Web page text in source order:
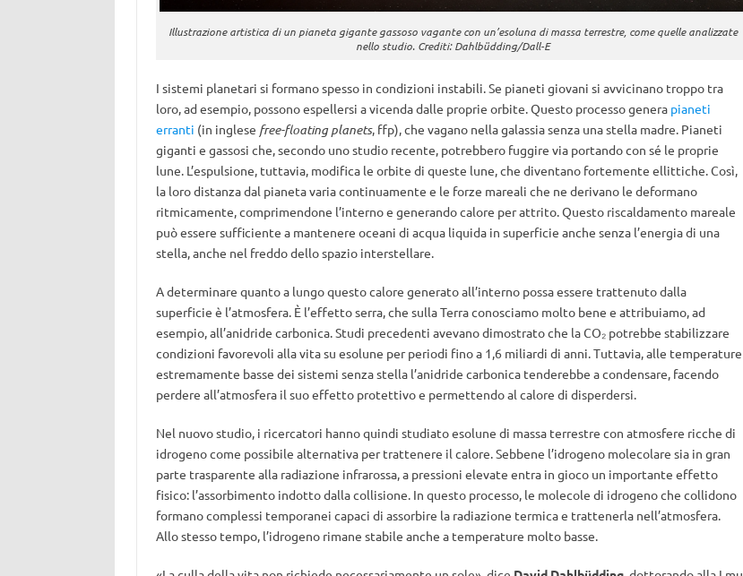
Illustrazione artistica di un pianeta gigante gassoso vagante con un’esoluna di massa terrestre, come quelle analizzate
nello studio. Crediti: Dahlbüdding/Dall-E
I sistemi planetari si formano spesso in condizioni instabili. Se pianeti giovani si avvicinano troppo tra
loro, ad esempio, possono espellersi a vicenda dalle proprie orbite. Questo processo genera pianeti
erranti (in inglese free-floating planets, ffp), che vagano nella galassia senza una stella madre. Pianeti
giganti e gassosi che, secondo uno studio recente, potrebbero fuggire via portando con sé le proprie
lune. L’espulsione, tuttavia, modifica le orbite di queste lune, che diventano fortemente ellittiche. Così,
la loro distanza dal pianeta varia continuamente e le forze mareali che ne derivano le deformano
ritmicamente, comprimendone l’interno e generando calore per attrito. Questo riscaldamento mareale
può essere sufficiente a mantenere oceani di acqua liquida in superficie anche senza l’energia di una
stella, anche nel freddo dello spazio interstellare.
A determinare quanto a lungo questo calore generato all’interno possa essere trattenuto dalla
superficie è l’atmosfera. È l’effetto serra, che sulla Terra conosciamo molto bene e attribuiamo, ad
esempio, all’anidride carbonica. Studi precedenti avevano dimostrato che la CO₂ potrebbe stabilizzare
condizioni favorevoli alla vita su esolune per periodi fino a 1,6 miliardi di anni. Tuttavia, alle temperature
estremamente basse dei sistemi senza stella l’anidride carbonica tenderebbe a condensare, facendo
perdere all’atmosfera il suo effetto protettivo e permettendo al calore di disperdersi.
Nel nuovo studio, i ricercatori hanno quindi studiato esolune di massa terrestre con atmosfere ricche di
idrogeno come possibile alternativa per trattenere il calore. Sebbene l’idrogeno molecolare sia in gran
parte trasparente alla radiazione infrarossa, a pressioni elevate entra in gioco un importante effetto
fisico: l’assorbimento indotto dalla collisione. In questo processo, le molecole di idrogeno che collidono
formano complessi temporanei capaci di assorbire la radiazione termica e trattenerla nell’atmosfera.
Allo stesso tempo, l’idrogeno rimane stabile anche a temperature molto basse.